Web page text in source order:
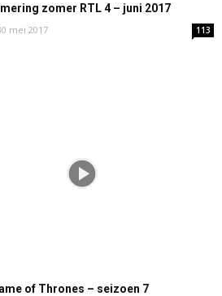
zomer RTL 4 – juni 2017
mei 2017 113
of Thrones – seizoen 7